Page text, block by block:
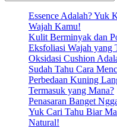
Essence Adalah? Yuk
Wajah Kamu!
Kulit Berminyak dan
Eksfoliasi Wajah yang
Oksidasi Cushion
Sudah Tahu Cara
Perbedaan Kuning
Termasuk yang Mana?
Penasaran Banget
Yuk Cari Tahu Biar
Natural!